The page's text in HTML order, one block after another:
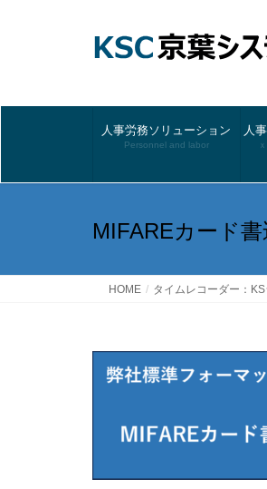
人事労務ソリューション
Personnel and labor
人
MIFAREカード
HOME タイムレコーダー：